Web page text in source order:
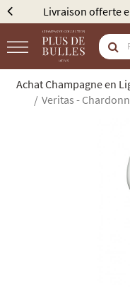
colis dès 300€ (France)
Achat Champagne en
Veritas -